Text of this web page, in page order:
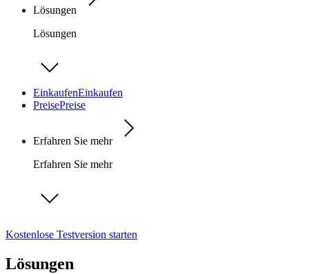
Lösungen
Lösungen
EinkaufenEinkaufen
PreisePreise
Erfahren Sie mehr
Erfahren Sie mehr
Kostenlose Testversion starten
Lösungen